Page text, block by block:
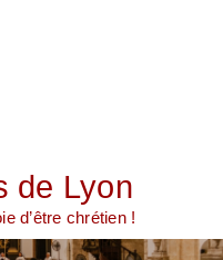
de Lyon
d’être chrétien !